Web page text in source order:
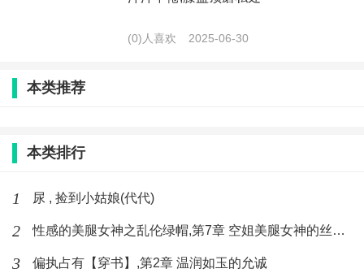
(0)人喜欢 2025-06-30
本类推荐
本类排行
1 尿 , 捡到小姑娘(代代)
2 性感的美腿女神之乱伦绿帽,第7章 空姐美腿女神的丝袜足交
3 偏执占有【穿书】,第2章 温润如玉的允诚